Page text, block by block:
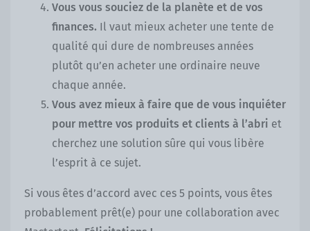
Vous vous souciez de la planète et de vos
finances. Il vaut mieux acheter une tente de
qualité qui dure de nombreuses années
plutôt qu’en acheter une ordinaire neuve
chaque année.
Vous avez mieux à faire que de vous inquiéter
pour mettre vos produits et clients à l’abri et
cherchez une solution sûre qui vous libère
l’esprit à ce sujet.
Si vous êtes d’accord avec ces 5 points, vous êtes
probablement prêt(e) pour une collaboration avec